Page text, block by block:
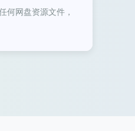
何网盘资源文件，